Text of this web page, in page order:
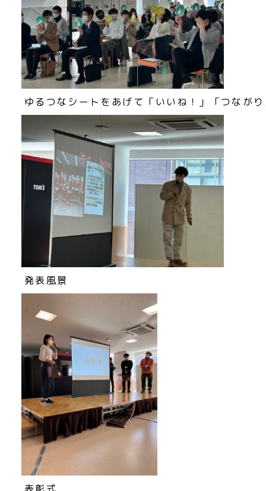
ゆるつなシートをあげて「いいね！」「つなが
発表風景